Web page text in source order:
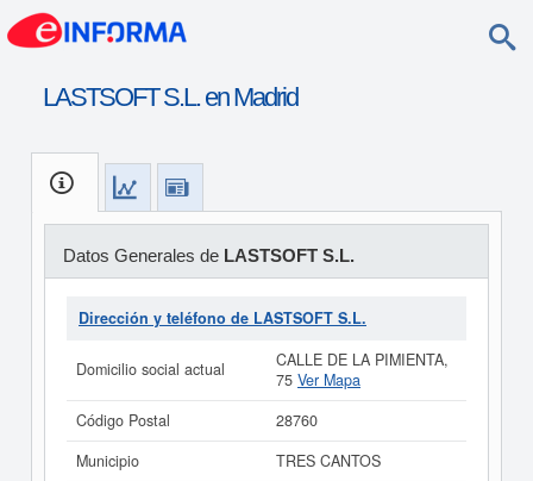
LASTSOFT S.L. en Madrid
Datos Generales de LASTSOFT S.L.
Dirección y teléfono de LASTSOFT S.L.
Domicilio social actual
CALLE DE LA PIMIENTA,
75 Ver Mapa
Código Postal
28760
Municipio
TRES CANTOS